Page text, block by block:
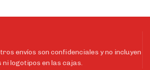
envíos son confidenciales y no incluyen
logotipos en las cajas.